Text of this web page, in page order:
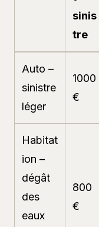
sinis
tre
Auto –
sinistre
léger
1000
€
Habitat
ion –
dégât
des
eaux
800
€